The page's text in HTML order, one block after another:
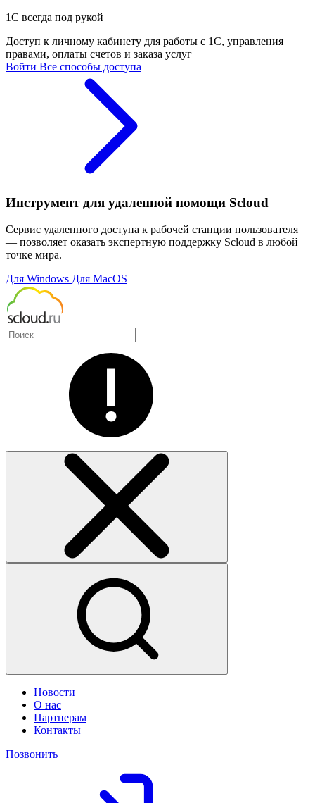
1С всегда под рукой
Доступ к личному кабинету для работы с 1С, управления
правами, оплаты счетов и заказа услуг
Войти Все способы доступа
Инструмент для удаленной помощи Scloud
Сервис удаленного доступа к рабочей станции пользователя
— позволяет оказать экспертную поддержку Scloud в любой
точке мира.
Для Windows Для MacOS
Новости
О нас
Партнерам
Контакты
Позвонить